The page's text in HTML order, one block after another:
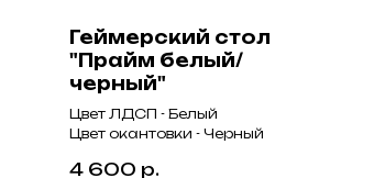
Геймерский стол
"Прайм белый/
черный"
Цвет ЛДСП - Белый
Цвет окантовки - Черный
4 600 р.